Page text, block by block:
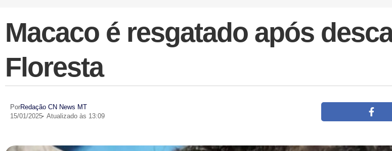
Macaco é resgatado após
Floresta
PorRedação CN News MT
15/01/2025 Atualizado às 13:09